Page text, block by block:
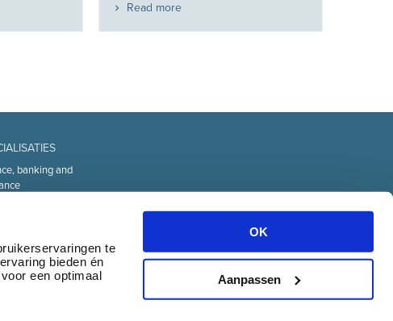
te
bieden én
een optimaal
OK
Aanpassen
Read more
banking and
& transport
& communication